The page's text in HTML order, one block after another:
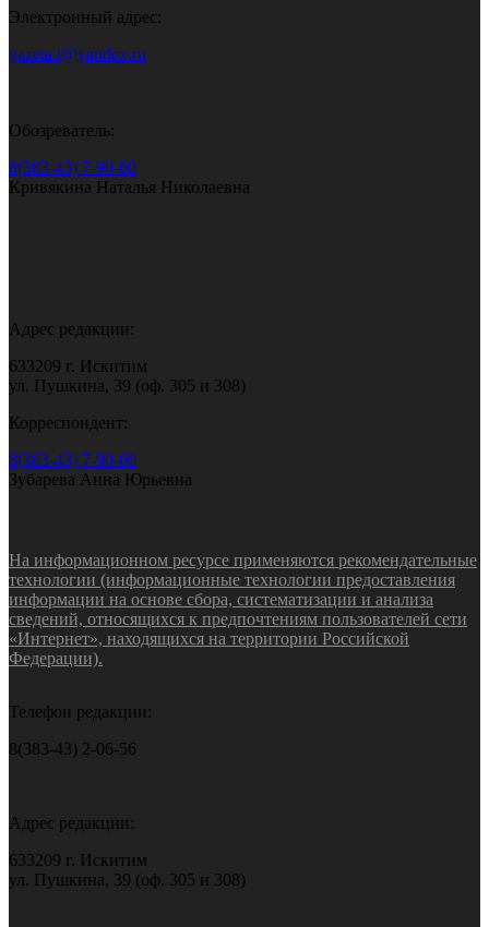
Электронный адрес:
gazeta.i@yandex.ru
Обозреватель:
8(383-43) 7-90-60
Кривякина Наталья Николаевна
Адрес редакции:
633209 г. Искитим
ул. Пушкина, 39 (оф. 305 и 308)
Корреспондент:
8(383-43) 7-90-60
Зубарева Анна Юрьевна
На информационном ресурсе применяются рекомендательные
технологии (информационные технологии предоставления
информации на основе сбора, систематизации и анализа
сведений, относящихся к предпочтениям пользователей сети
«Интернет», находящихся на территории Российской
Федерации).
Телефон редакции:
8(383-43) 2-06-56
Адрес редакции:
633209 г. Искитим
ул. Пушкина, 39 (оф. 305 и 308)